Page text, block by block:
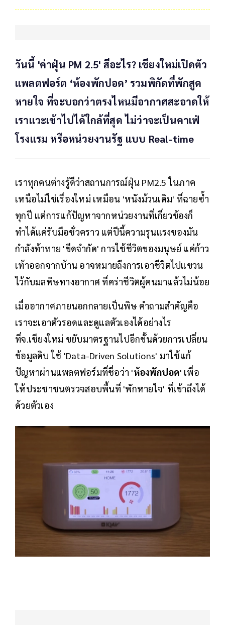
วันนี้ 'ค่าฝุ่น PM 2.5' สีอะไร? เชียงใหม่เปิดตัว
แพลตฟอร์ต ‘ห้องพักปอด’ รวมพิกัดที่พักสูด
หายใจ ที่จะบอกว่าตรงไหนมีอากาศสะอาดให้
เราแวะเข้าไปได้ใกล้ที่สุด ไม่ว่าจะเป็นคาเฟ่
โรงแรม หรือหน่วยงานรัฐ แบบ Real-time
เราทุกคนต่างรู้ดีว่าสถานการณ์ฝุ่น PM2.5 ในภาค
เหนือไม่ใช่เรื่องใหม่ เหมือน 'หนังม้วนเดิม' ที่ฉายซ้ำ
ทุกปี แต่การแก้ปัญหาจากหน่วยงานที่เกี่ยวข้องก็
ทำได้แค่รับมือชั่วคราว แต่ปีนี้ความรุนแรงของมัน
กำลังท้าทาย 'ขีดจำกัด' การใช้ชีวิตของมนุษย์ แค่ก้าว
เท้าออกจากบ้าน อาจหมายถึงการเอาชีวิตไปแขวน
ไว้กับมลพิษทางอากาศ ที่คร่าชีวิตผู้คนมาแล้วไม่น้อย
เมื่ออากาศภายนอกกลายเป็นพิษ คำถามสำคัญคือ
เราจะเอาตัวรอดและดูแลตัวเองได้อย่างไร
ที่จ.เชียงใหม่ ขยับมาตรฐานไปอีกขั้นด้วยการเปลี่ยน
ข้อมูลดิบ ใช้ 'Data-Driven Solutions' มาใช้แก้
ปัญหาผ่านแพลตฟอร์มที่ชื่อว่า 'ห้องพักปอด' เพื่อ
ให้ประชาชนตรวจสอบพื้นที่ 'พักหายใจ' ที่เข้าถึงได้
ด้วยตัวเอง